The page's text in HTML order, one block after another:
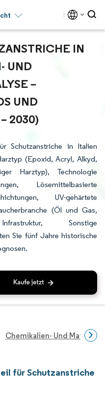
IN
M
– W
P
2030)
Schutzanstriche in Italien
(Epoxid, Acryl, Alkyd,
Harztyp), Technologie
Lösemittelbasierte
UV-gehärtete
(Öl und Gas,
Sonstige
Sie fünf Jahre historische
Chemikalien- Und
für Schutzanstriche